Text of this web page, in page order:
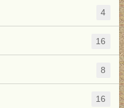
4
16
8
16